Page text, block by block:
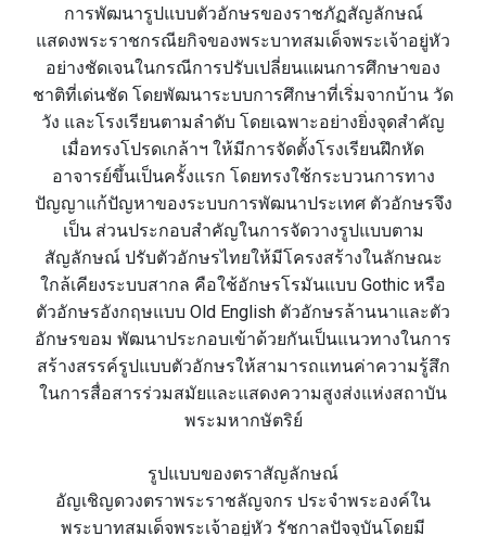
การพัฒนารูปแบบตัวอักษรของราชภัฏสัญลักษณ์
แสดงพระราชกรณียกิจของพระบาทสมเด็จพระเจ้าอยู่หัว
อย่างชัดเจนในกรณีการปรับเปลี่ยนแผนการศึกษาของ
ชาติที่เด่นชัด โดยพัฒนาระบบการศึกษาที่เริ่มจากบ้าน วัด
วัง และโรงเรียนตามลำดับ โดยเฉพาะอย่างยิ่งจุดสำคัญ
เมื่อทรงโปรดเกล้าฯ ให้มีการจัดตั้งโรงเรียนฝึกหัด
อาจารย์ขึ้นเป็นครั้งแรก โดยทรงใช้กระบวนการทาง
ปัญญาแก้ปัญหาของระบบการพัฒนาประเทศ ตัวอักษรจึง
เป็น ส่วนประกอบสำคัญในการจัดวางรูปแบบตาม
สัญลักษณ์ ปรับตัวอักษรไทยให้มีโครงสร้างในลักษณะ
ใกล้เคียงระบบสากล คือใช้อักษรโรมันแบบ Gothic หรือ
ตัวอักษรอังกฤษแบบ Old English ตัวอักษรล้านนาและตัว
อักษรขอม พัฒนาประกอบเข้าด้วยกันเป็นแนวทางในการ
สร้างสรรค์รูปแบบตัวอักษรให้สามารถแทนค่าความรู้สึก
ในการสื่อสารร่วมสมัยและแสดงความสูงส่งแห่งสถาบัน
พระมหากษัตริย์
รูปแบบของตราสัญลักษณ์
อัญเชิญดวงตราพระราชลัญจกร ประจำพระองค์ใน
พระบาทสมเด็จพระเจ้าอยู่หัว รัชกาลปัจจุบันโดยมี